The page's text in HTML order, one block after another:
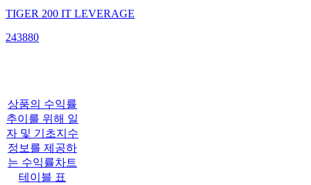
TIGER 200 IT LEVERAGE
243880
상품의 수익률
추이를 위해 일
자 및 기초지수
정보를 제공하
는 수익률차트
테이블 표